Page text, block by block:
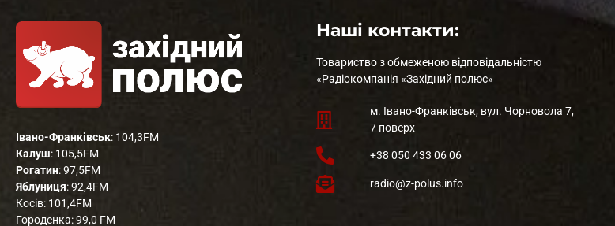
Івано-Франківськ: 104,3FM
Калуш: 105,5FM
Рогатин: 97,5FM
Яблуниця: 92,4FM
Косів: 101,4FM
Городенка: 99,0 FM
Наші контакти:
Товариство з обмеженою відповідальністю
«Радіокомпанія «Західний полюс»
м. Івано-Франківськ, вул. Чорновола 7,
7 поверх
+38 050 433 06 06
radio@z-polus.info